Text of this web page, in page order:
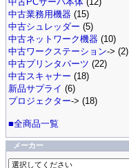
中古業務用機器 (15)
中古シュレッダー (5)
中古ネットワーク機器 (10)
中古ワークステーション-> (2)
中古プリンタパーツ (22)
中古スキャナー (18)
新品サプライ (6)
プロジェクター-> (18)
■全商品一覧
メーカー